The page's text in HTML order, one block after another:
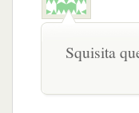
Squisita